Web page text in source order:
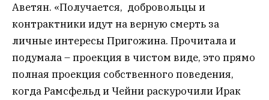
Аветян. «Получается, добровольцы и
контрактники идут на верную смерть за
личные интересы Пригожина. Прочитала и
подумала – проекция в чистом виде, это прямо
полная проекция собственного поведения,
когда Рамсфельд и Чейни раскурочили Ирак